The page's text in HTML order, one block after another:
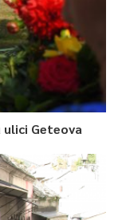
ulici Geteova